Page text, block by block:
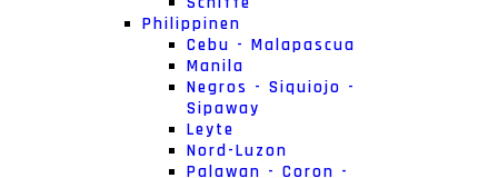
Philippinen
Cebu - Malapascua
Manila
Negros - Siquiojo -
Sipaway
Leyte
Nord-Luzon
Palawan - Coron -